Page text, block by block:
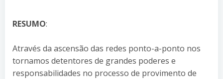
RESUMO:
Através da ascensão das redes ponto-a-ponto nos
tornamos detentores de grandes poderes e
responsabilidades no processo de provimento de